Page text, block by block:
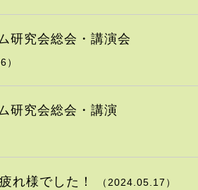
研究会総会・講演会
）
研究会総会・講演
れ様でした！ （2024.05.17）